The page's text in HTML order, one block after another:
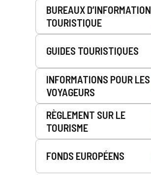
BUREAUX D’INFORMATION
TOURISTIQUE
GUIDES TOURISTIQUES
INFORMATIONS POUR LES
VOYAGEURS
RÈGLEMENT SUR LE
TOURISME
FONDS EUROPÉENS